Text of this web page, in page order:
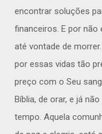
encontrar soluções
financeiros. E por
até vontade de
por essas vidas tão
preço com o Seu
Bíblia, de orar, e já
tempo. Aquela